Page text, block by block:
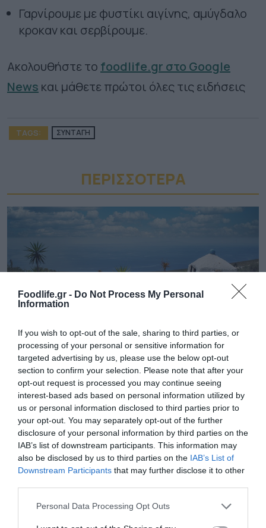
Foodlife.gr - Do Not Process My Personal
Information
If you wish to opt-out of the sale, sharing to third parties, or
processing of your personal or sensitive information for
targeted advertising by us, please use the below opt-out
section to confirm your selection. Please note that after your
opt-out request is processed you may continue seeing
interest-based ads based on personal information utilized by
us or personal information disclosed to third parties prior to
your opt-out. You may separately opt-out of the further
disclosure of your personal information by third parties on the
IAB’s list of downstream participants. This information may
also be disclosed by us to third parties on the IAB’s List of
Downstream Participants that may further disclose it to other
Please note that this website/app uses one or more Google
Personal Data Processing Opt Outs
Γαρνίρουμε με φυστίκι αιγίνης, αμύγδαλο
κροκαν και σερβίρουμε.
Ακολουθήστε το foodlife.gr στο Google
News και μάθετε πρώτοι όλες τις ειδήσεις
TAGS: ΣΥΝΤΑΓΗ
ΠΕΡΙΣΣΟΤΕΡA
09.08.2026
Οι γεύσεις του Αιγαίου στο πιάτο: «Ταξίδι»
στην αιγαιοπελαγίτικη γαστρονομία